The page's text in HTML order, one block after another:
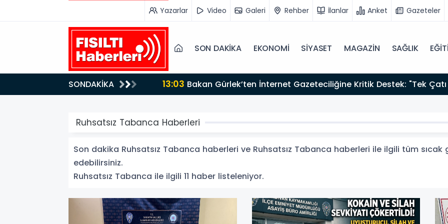
Yazarlar Video Galeri Rehber İlanlar Anket Gazeteler
SON DAKİKA EKONOMİ SİYASET MAGAZİN SAĞLIK
SONDAKİKA 13:03
Düzenlemeye Hazırız"
Ruhsatsız Tabanca Haberleri
Son dakika Ruhsatsız Tabanca haberleri ve Ruhsatsız Tabanca haberleri ile ilgili tüm
edebilirsiniz.
Ruhsatsız Tabanca ile ilgili 11 haber listeleniyor.